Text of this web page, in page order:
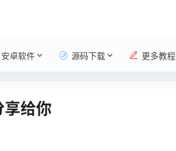
安卓软件 源码下载 更多教程
享给你